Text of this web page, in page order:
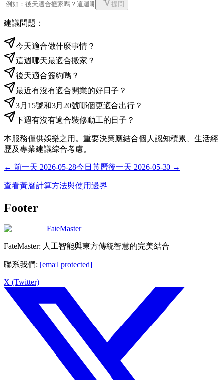
提問
建議問題：
今天適合做什麼事情？
這週哪天最適合搬家？
後天適合簽約嗎？
最近有沒有適合開業的好日子？
3月15號和3月20號哪個更適合出行？
下週有沒有適合裝修動工的日子？
本服務僅供娛樂之用。重要決策應結合個人認知積累、生活經
歷及專業建議綜合考慮。
← 前一天 2026-05-28今日黃曆後一天 2026-05-30 →
查看黃曆計算方法與使用邊界
Footer
FateMaster
FateMaster: 人工智能與東方傳統智慧的完美結合
聯系我們: [email protected]
X (Twitter)